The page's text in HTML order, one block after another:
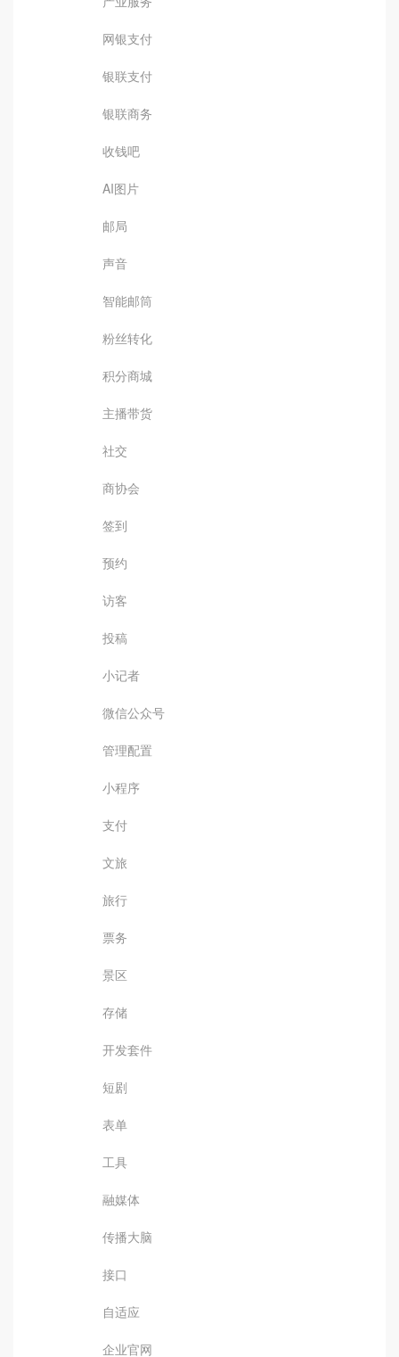
网银支付
银联支付
银联商务
收钱吧
AI图片
邮局
声音
智能邮筒
粉丝转化
积分商城
主播带货
社交
商协会
签到
预约
访客
投稿
小记者
微信公众号
管理配置
小程序
支付
文旅
旅行
票务
景区
存储
开发套件
短剧
表单
工具
融媒体
传播大脑
接口
自适应
企业官网